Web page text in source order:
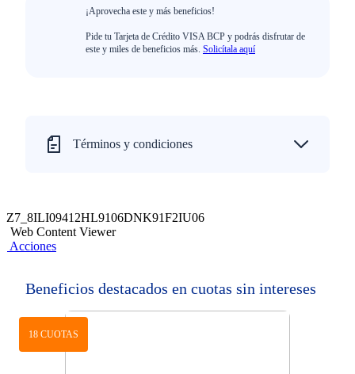
¡Aprovecha este y más beneficios!
Pide tu Tarjeta de Crédito VISA BCP y podrás disfrutar de
este y miles de beneficios más. Solicítala aquí
Términos y condiciones
Z7_8ILI09412HL9106DNK91F2IU06
Web Content Viewer
Acciones
Beneficios destacados en cuotas sin intereses
18 CUOTAS